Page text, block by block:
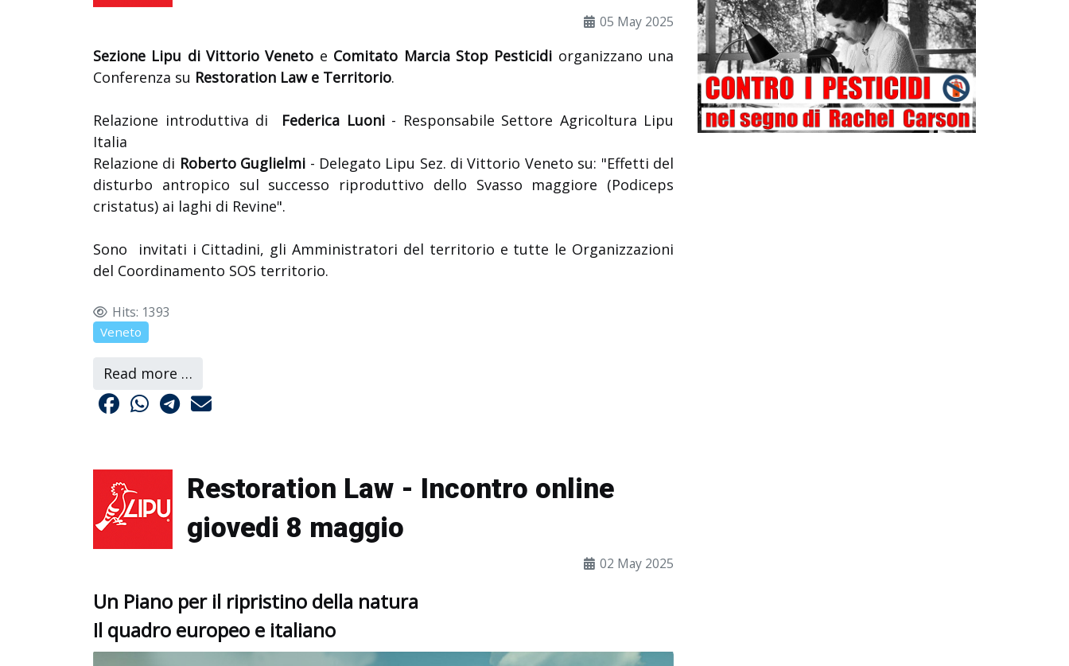
05 May 2025
Sezione Lipu di Vittorio Veneto e Comitato Marcia Stop Pesticidi organizzano una
Conferenza su Restoration Law e Territorio.
Relazione introduttiva di Federica Luoni- Responsabile Settore Agricoltura Lipu
Italia
Relazione di Roberto Guglielmi - Delegato Lipu Sez. di Vittorio Veneto su: "Effetti del
disturbo antropico sul successo riproduttivo dello Svasso maggiore (Podiceps
cristatus) ai laghi di Revine".
Sono invitati i Cittadini, gli Amministratori del territorio e tutte le Organizzazioni
del Coordinamento SOS territorio.
Hits: 1393
Veneto
Read more …
Restoration Law - Incontro online
giovedi 8 maggio
02 May 2025
Un Piano per il ripristino della natura
Il quadro europeo e italiano